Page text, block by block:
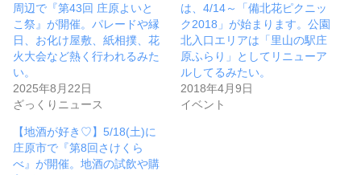
周辺で『第43回 庄原よいと
こ祭』が開催。パレードや縁
日、お化け屋敷、紙相撲、花
火大会など熱く行われるみた
い。
2025年8月22日
ざっくりニュース
は、4/14～「備北花ピクニッ
ク2018」が始まります。公園
北入口エリアは「里山の駅庄
原ふらり」としてリニューア
ルしてるみたい。
2018年4月9日
イベント
【地酒が好き♡】5/18(土)に
庄原市で『第8回さけくら
べ』が開催。地酒の試飲や購